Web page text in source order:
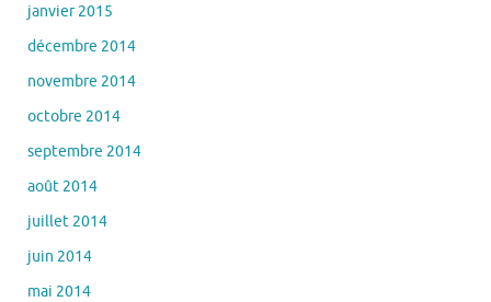
janvier 2015
décembre 2014
novembre 2014
octobre 2014
septembre 2014
août 2014
juillet 2014
juin 2014
mai 2014